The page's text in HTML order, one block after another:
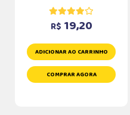
R$ 19,20
ADICIONAR AO CARRINHO
COMPRAR AGORA